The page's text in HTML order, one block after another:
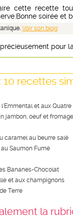
cette recette
soirée et
Voir son blog
pour
10 recettes
et aux
jambon, oeuf et
caramel au beurre salé
Saumon Fumé
Bananes-Chocolat
et aux champignons
Terre
la